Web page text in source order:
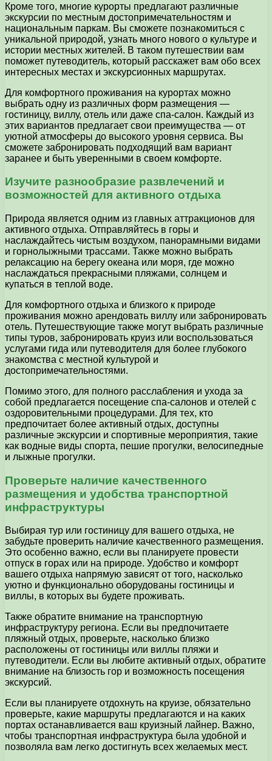
Кроме того, многие курорты предлагают различные
экскурсии по местным достопримечательностям и
национальным паркам. Вы сможете познакомиться с
уникальной природой, узнать много нового о культуре и
истории местных жителей. В таком путешествии вам
поможет путеводитель, который расскажет вам обо всех
интересных местах и экскурсионных маршрутах.
Для комфортного проживания на курортах можно
выбрать одну из различных форм размещения —
гостиницу, виллу, отель или даже спа-салон. Каждый из
этих вариантов предлагает свои преимущества — от
уютной атмосферы до высокого уровня сервиса. Вы
сможете забронировать подходящий вам вариант
заранее и быть уверенными в своем комфорте.
Изучите разнообразие развлечений и
возможностей для активного отдыха
Природа является одним из главных аттракционов для
активного отдыха. Отправляйтесь в горы и
наслаждайтесь чистым воздухом, панорамными видами
и горнолыжными трассами. Также можно выбрать
релаксацию на берегу океана или моря, где можно
наслаждаться прекрасными пляжами, солнцем и
купаться в теплой воде.
Для комфортного отдыха и близкого к природе
проживания можно арендовать виллу или забронировать
отель. Путешествующие также могут выбрать различные
типы туров, забронировать круиз или воспользоваться
услугами гида или путеводителя для более глубокого
знакомства с местной культурой и
достопримечательностями.
Помимо этого, для полного расслабления и ухода за
собой предлагается посещение спа-салонов и отелей с
оздоровительными процедурами. Для тех, кто
предпочитает более активный отдых, доступны
различные экскурсии и спортивные мероприятия, такие
как водные виды спорта, пешие прогулки, велосипедные
и лыжные прогулки.
Проверьте наличие качественного
размещения и удобства транспортной
инфраструктуры
Выбирая тур или гостиницу для вашего отдыха, не
забудьте проверить наличие качественного размещения.
Это особенно важно, если вы планируете провести
отпуск в горах или на природе. Удобство и комфорт
вашего отдыха напрямую зависят от того, насколько
уютно и функционально оборудованы гостиницы и
виллы, в которых вы будете проживать.
Также обратите внимание на транспортную
инфраструктуру региона. Если вы предпочитаете
пляжный отдых, проверьте, насколько близко
расположены от гостиницы или виллы пляжи и
путеводители. Если вы любите активный отдых, обратите
внимание на близость гор и возможность посещения
экскурсий.
Если вы планируете отдохнуть на круизе, обязательно
проверьте, какие маршруты предлагаются и на каких
портах останавливается ваш круизный лайнер. Важно,
чтобы транспортная инфраструктура была удобной и
позволяла вам легко достигнуть всех желаемых мест.